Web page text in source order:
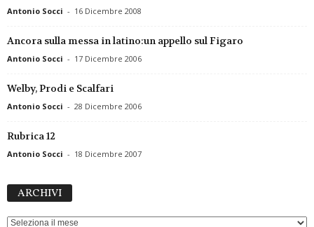
Antonio Socci - 16 Dicembre 2008
Ancora sulla messa in latino:un appello sul Figaro
Antonio Socci - 17 Dicembre 2006
Welby, Prodi e Scalfari
Antonio Socci - 28 Dicembre 2006
Rubrica 12
Antonio Socci - 18 Dicembre 2007
ARCHIVI